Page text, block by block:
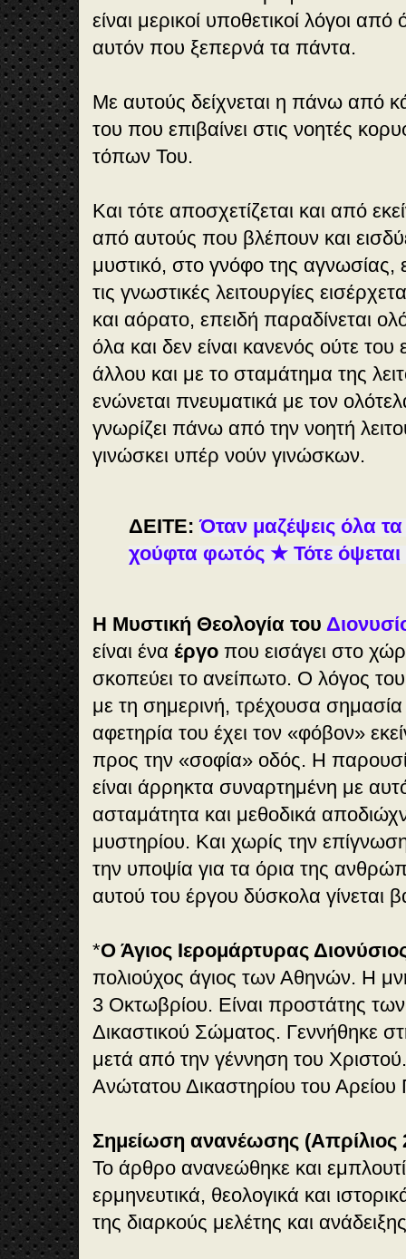
είναι μερικοί υποθετικοί λόγοι
αυτόν που ξεπερνά τα πάντα.
Με αυτούς δείχνεται η πάνω από
του που επιβαίνει στις νοητές
τόπων Του.
Και τότε αποσχετίζεται και από
από αυτούς που βλέπουν και
μυστικό, στο γνόφο της αγνωσίας,
τις γνωστικές λειτουργίες
και αόρατο, επειδή παραδίνεται
όλα και δεν είναι κανενός ούτε
άλλου και με το σταμάτημα της
ενώνεται πνευματικά με τον
γνωρίζει πάνω από την νοητή
γινώσκει υπέρ νούν γινώσκων.
ΔΕΙΤΕ:Όταν μαζέψεις όλα
χούφτα φωτός ★ Τότε
Η Μυστική Θεολογία του
είναι ένα έργο που εισάγει στο
σκοπεύει το ανείπωτο. Ο λόγος του
με τη σημερινή, τρέχουσα σημασία
αφετηρία του έχει τον «φόβον»
προς την «σοφία» οδός. Η
είναι άρρηκτα συναρτημένη με
ασταμάτητα και μεθοδικά
μυστηρίου. Και χωρίς την
την υποψία για τα όρια της
αυτού του έργου δύσκολα γίνεται
*Ο Άγιος Ιερομάρτυρας
πολιούχος άγιος των Αθηνών. Η
3 Οκτωβρίου. Είναι προστάτης των
Δικαστικού Σώματος. Γεννήθηκε
μετά από την γέννηση του
Ανώτατου Δικαστηρίου του
Σημείωση ανανέωσης (Απρίλιος
Το άρθρο ανανεώθηκε και
ερμηνευτικά, θεολογικά και
της διαρκούς μελέτης και